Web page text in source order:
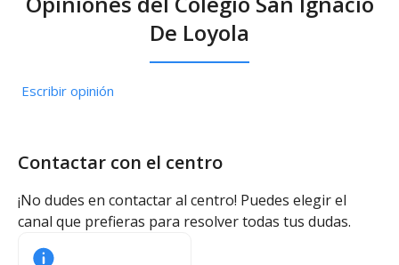
De Loyola
Escribir opinión
Contactar con el centro
¡No dudes en contactar al centro! Puedes elegir el
canal que prefieras para resolver todas tus dudas.